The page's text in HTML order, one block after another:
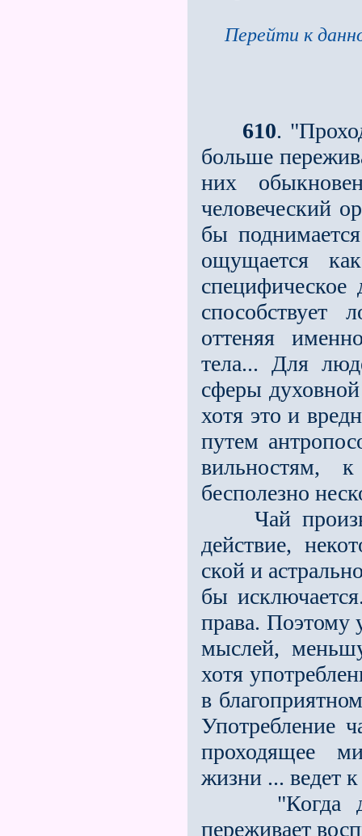
Перейти к
610.
больше
них
человеческий
бы
ощущается
способствует
оттеняя
тела... Для
сферы
хотя это и
путем
вильностям,
бесполезно
Чай
действие,
ской и
бы
права. Поэтому
мыслей,
хотя
в
Употребление
проходящее
жизни ... ведет
"Когда
переживает